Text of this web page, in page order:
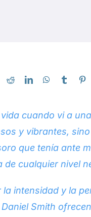
cuando vi a
y vibrantes,
que tenía ante
cualquier nivel
intensidad y la
Smith